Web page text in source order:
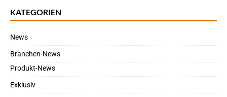
KATEGORIEN
News
Branchen-News
Produkt-News
Exklusiv